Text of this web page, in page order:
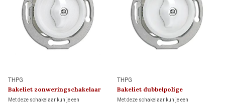
THPG
Bakeliet zonweringschakelaar
1930
Met deze schakelaar kun je een
THPG
Bakeliet dubbelpolige
schakelaar 1930
Met deze schakelaar kun je een